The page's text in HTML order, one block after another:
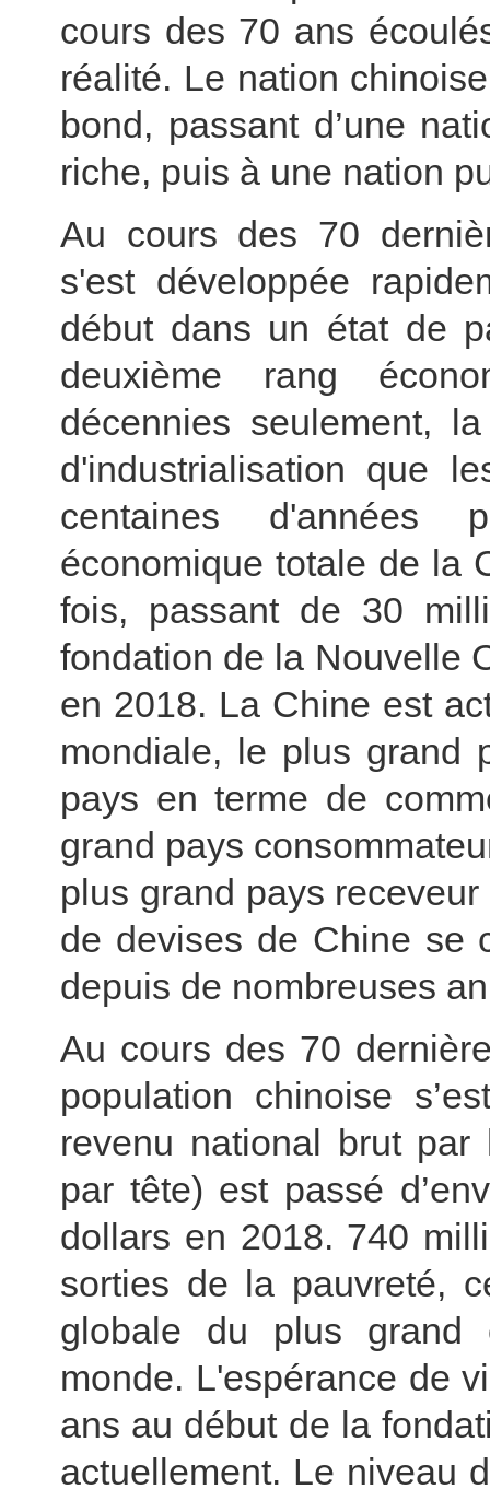
cours des 70 ans
réalité. Le nation
bond, passant d’une
riche, puis à une nation
Au cours des 70
s'est développée
début dans un état de
deuxième rang
décennies seulement,
d'industrialisation que
centaines d'années
économique totale de la
fois, passant de 30
fondation de la Nouvelle
en 2018. La Chine est
mondiale, le plus grand
pays en terme de
grand pays
plus grand pays
de devises de Chine se
depuis de nombreuses
Au cours des 70
population chinoise
revenu national brut
par tête) est passé
dollars en 2018. 740
sorties de la pauvreté,
globale du plus grand
monde. L'espérance de
ans au début de la
actuellement. Le niveau